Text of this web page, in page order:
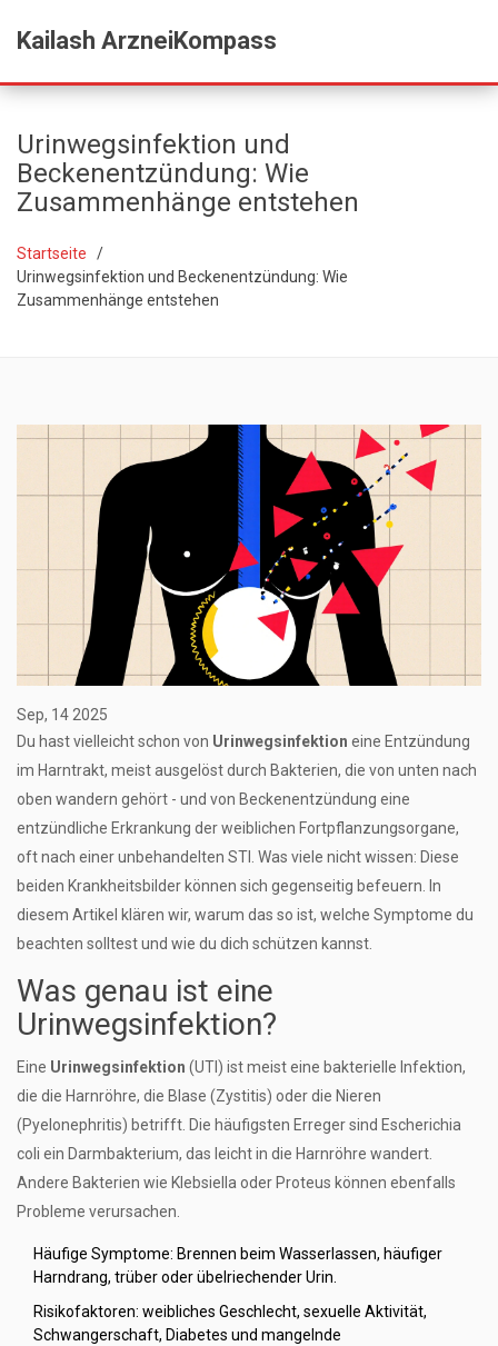
Kailash ArzneiKompass
Urinwegsinfektion und
Beckenentzündung: Wie
Zusammenhänge entstehen
Startseite
Urinwegsinfektion und Beckenentzündung: Wie
Zusammenhänge entstehen
Sep, 14 2025
Du hast vielleicht schon von Urinwegsinfektion eine Entzündung
im Harntrakt, meist ausgelöst durch Bakterien, die von unten nach
oben wandern gehört - und von Beckenentzündung eine
entzündliche Erkrankung der weiblichen Fortpflanzungsorgane,
oft nach einer unbehandelten STI . Was viele nicht wissen: Diese
beiden Krankheitsbilder können sich gegenseitig befeuern. In
diesem Artikel klären wir, warum das so ist, welche Symptome du
beachten solltest und wie du dich schützen kannst.
Was genau ist eine
Urinwegsinfektion?
Eine Urinwegsinfektion (UTI) ist meist eine bakterielle Infektion,
die die Harnröhre, die Blase (Zystitis) oder die Nieren
(Pyelonephritis) betrifft. Die häufigsten Erreger sind Escherichia
coli ein Darmbakterium, das leicht in die Harnröhre wandert
Andere Bakterien wie Klebsiella oder Proteus können ebenfalls
Probleme verursachen.
Häufige Symptome: Brennen beim Wasserlassen, häufiger
Harndrang, trüber oder übelriechender Urin.
Risikofaktoren: weibliches Geschlecht, sexuelle Aktivität,
Schwangerschaft, Diabetes und mangelnde